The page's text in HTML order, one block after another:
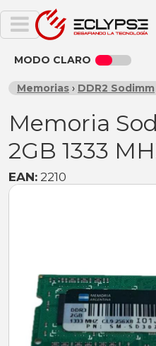
MODO CLARO
Memorias › DDR2 Sodimm
Memoria
2GB 1333
EAN: 2210